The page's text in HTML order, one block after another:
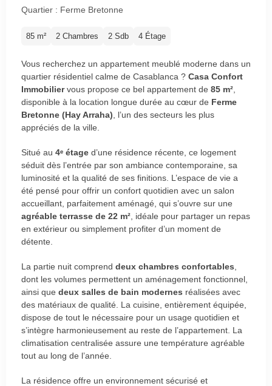
Quartier : Ferme Bretonne
85 m² 2 Chambres 2 Sdb 4 Étage
Vous recherchez un appartement meublé moderne dans un
quartier résidentiel calme de Casablanca ? Casa Confort
Immobiliervous propose ce bel appartement de 85 m²
disponible à la location longue durée au cœur de Ferme
Bretonne (Hay Arraha) , l’un des secteurs les plus
appréciés de la ville.
Situé au 4ᵉ étage d’une résidence récente, ce logement
séduit dès l’entrée par son ambiance contemporaine, sa
luminosité et la qualité de ses finitions. L’espace de vie a
été pensé pour offrir un confort quotidien avec un salon
accueillant, parfaitement aménagé, qui s’ouvre sur une
agréable terrasse de 22 m² , idéale pour partager un repas
en extérieur ou simplement profiter d’un moment de
détente.
La partie nuit comprend deux chambres confortables
dont les volumes permettent un aménagement fonctionnel,
ainsi que deux salles de bain modernes réalisées avec
des matériaux de qualité. La cuisine, entièrement équipée,
dispose de tout le nécessaire pour un usage quotidien et
s’intègre harmonieusement au reste de l’appartement. La
climatisation centralisée assure une température agréable
tout au long de l’année.
La résidence offre un environnement sécurisé et